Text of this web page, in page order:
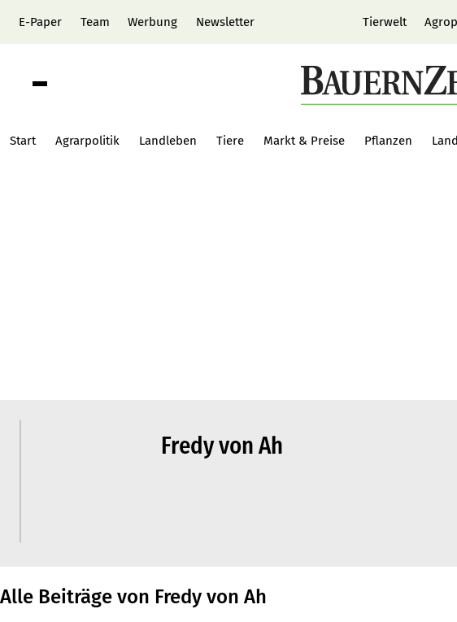
E-Paper Team Werbung Newsletter Tierwelt
Start Agrarpolitik Landleben Tiere Markt & Preise Pflanzen
Fredy von Ah
Alle Beiträge von Fredy von Ah